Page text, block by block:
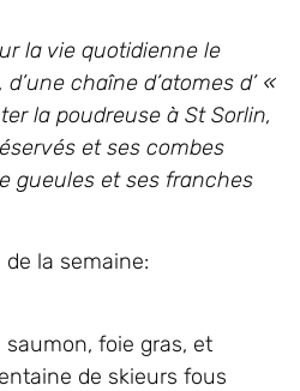
la vie quotidienne le
chaîne d’atomes d’ «
la poudreuse à St Sorlin,
et ses combes
gueules et ses franches
la semaine:
foie gras, et
de skieurs fous